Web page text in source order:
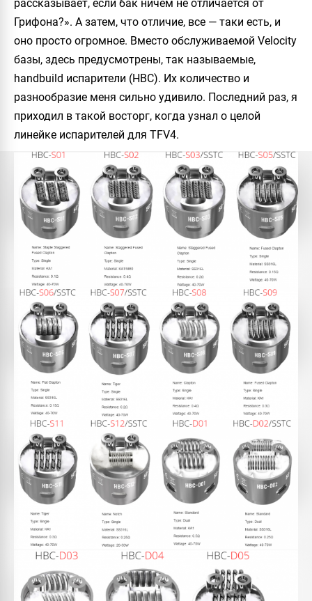
рассказывает, если бак ничем не отличается от
Грифона?». А затем, что отличие, все — таки есть, и
оно просто огромное. Вместо обслуживаемой Velocity
базы, здесь предусмотрены, так называемые,
handbuild испарители (HBC). Их количество и
разнообразие меня сильно удивило. Последний раз, я
приходил в такой восторг, когда узнал о целой
линейке испарителей для TFV4.